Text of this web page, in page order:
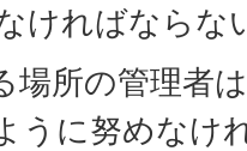
ければならな
場所の管理者
うに努めなけ